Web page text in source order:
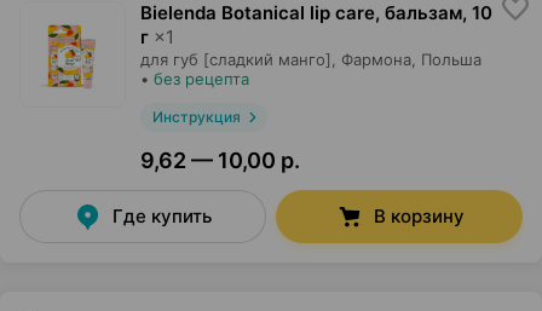
Bielenda Botanical lip care, бальзам, 10
г ×1
для губ [сладкий манго], Фармона , Польша
• без рецепта
Инструкция
9,62 — 10,00 р.
Где купить В корзину